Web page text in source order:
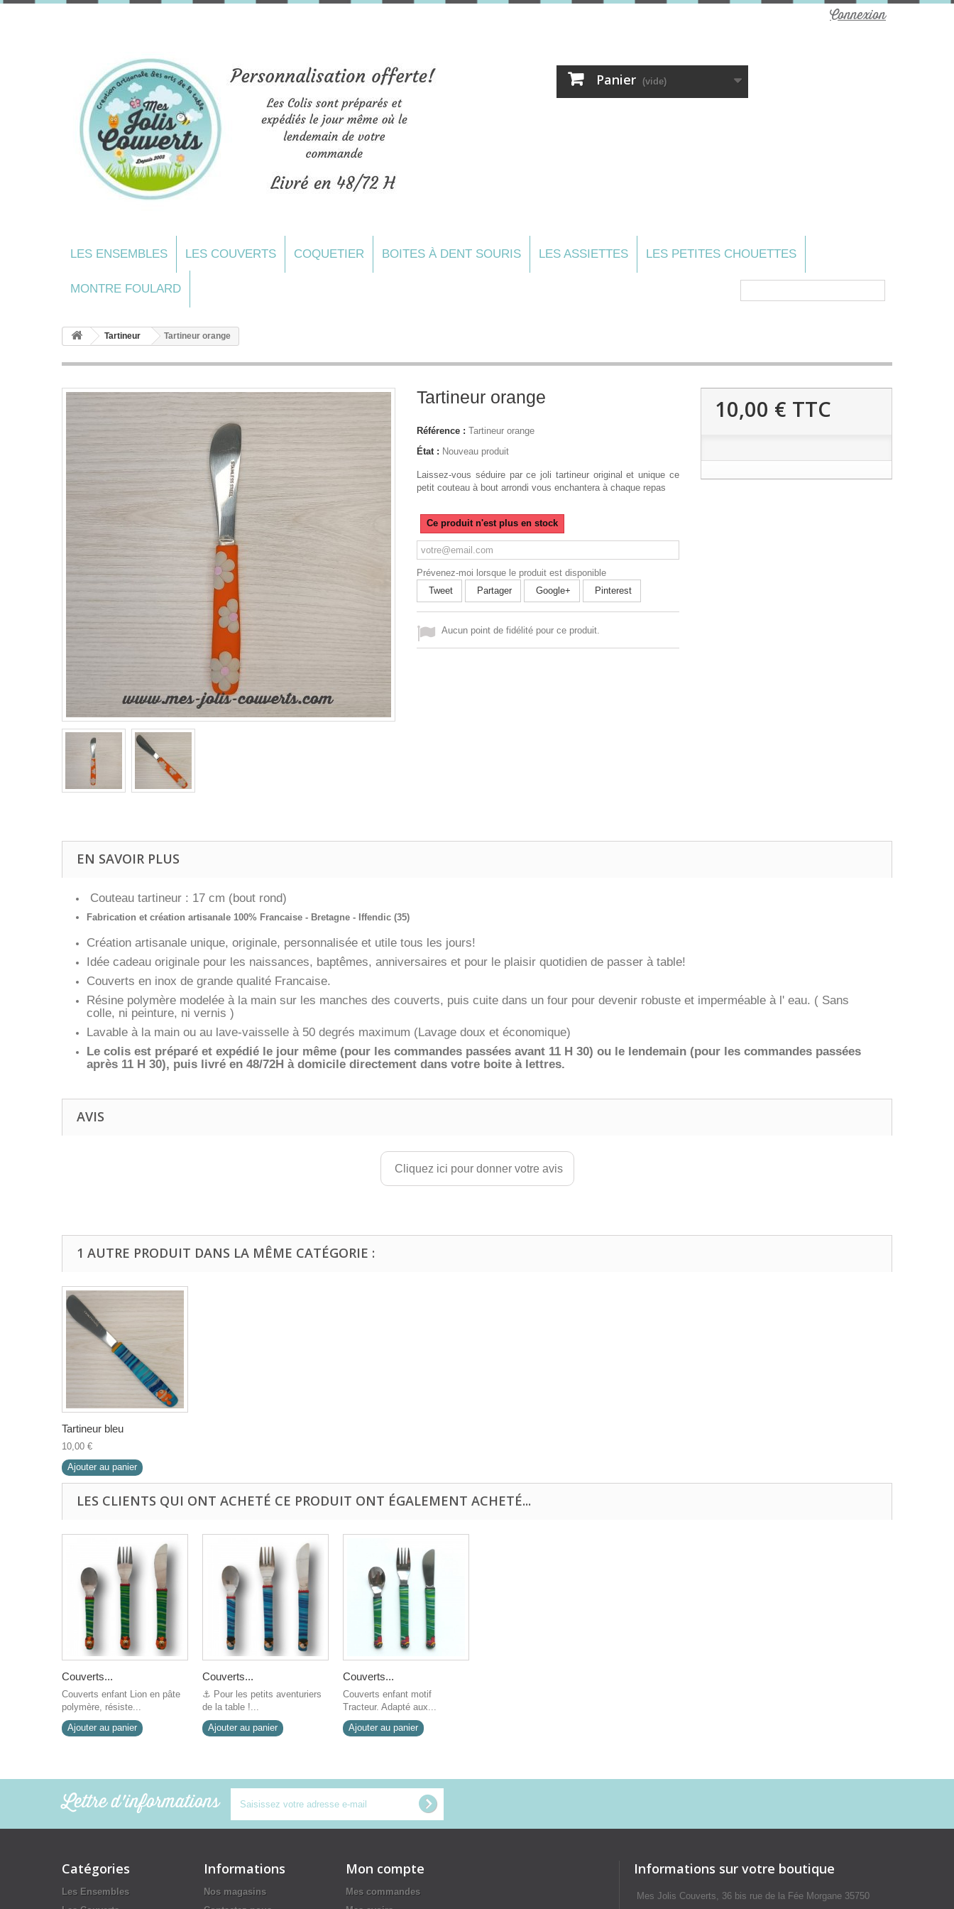
Connexion
Panier (vide)
LES ENSEMBLES LES COUVERTS COQUETIER BOITES À DENT SOURIS LES ASSIETTES LES PETITES CHOUETTES
MONTRE FOULARD
Tartineur Tartineur orange
Tartineur orange
Référence : Tartineur orange
État : Nouveau produit
Laissez-vous séduire par ce joli tartineur original et unique ce
petit couteau à bout arrondi vous enchantera à chaque repas
Ce produit n'est plus en stock
Prévenez-moi lorsque le produit est disponible
Tweet
Partager Google+ Pinterest
Aucun point de fidélité pour ce produit.
10,00 € TTC
EN SAVOIR PLUS
Couteau tartineur : 17 cm (bout rond)
Fabrication et création artisanale 100% Francaise - Bretagne - Iffendic (35)
Création artisanale unique, originale, personnalisée et utile tous les jours!
Idée cadeau originale pour les naissances, baptêmes, anniversaires et pour le plaisir quotidien de passer à table!
Couverts en inox de grande qualité Francaise.
Résine polymère modelée à la main sur les manches des couverts, puis cuite dans un four pour devenir robuste et imperméable à l' eau. ( Sans
colle, ni peinture, ni vernis )
Lavable à la main ou au lave-vaisselle à 50 degrés maximum (Lavage doux et économique)
Le colis est préparé et expédié le jour même (pour les commandes passées avant 11 H 30) ou le lendemain (pour les commandes passées
après 11 H 30), puis livré en 48/72H à domicile directement dans votre boite à lettres.
AVIS
Cliquez ici pour donner votre avis
1 AUTRE PRODUIT DANS LA MÊME CATÉGORIE :
Tartineur bleu
10,00 €
Ajouter au panier
LES CLIENTS QUI ONT ACHETÉ CE PRODUIT ONT ÉGALEMENT ACHETÉ...
Couverts...
Couverts enfant Lion en pâte
polymère, résiste...
Ajouter au panier
Couverts...
⚓ Pour les petits aventuriers
de la table !...
Ajouter au panier
Couverts...
Couverts enfant motif
Tracteur. Adapté aux...
Ajouter au panier
Lettre d'informations
Catégories
Les Ensembles
Informations
Nos magasins
Mon compte
Mes commandes
Informations sur votre boutique
Mes Jolis Couverts, 36 bis rue de la Fée Morgane 35750